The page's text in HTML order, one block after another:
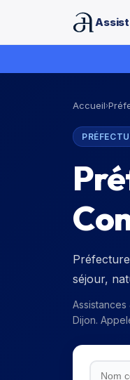
Accueil›
séjour,
Dijon.